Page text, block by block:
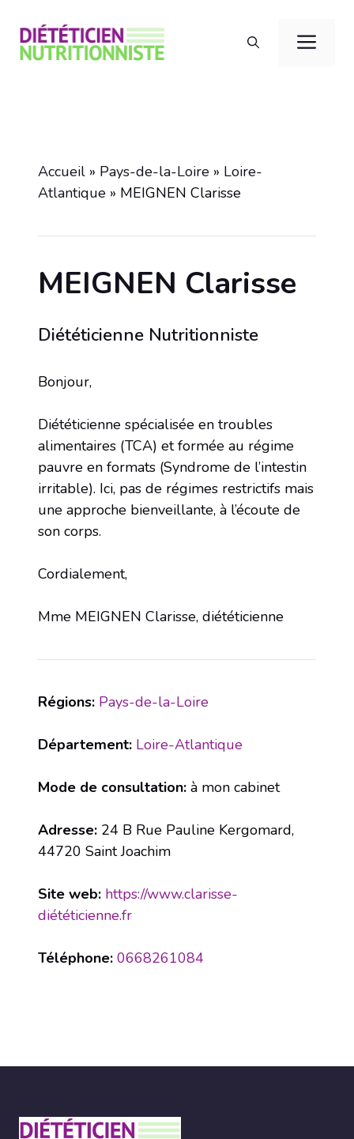
contenu
Accueil » Pays-de-la-Loire » Loire-
Atlantique » MEIGNEN Clarisse
MEIGNEN Clarisse
Diététicienne Nutritionniste
Bonjour,
Diététicienne spécialisée en troubles
alimentaires (TCA) et formée au régime
pauvre en formats (Syndrome de l’intestin
irritable). Ici, pas de régimes restrictifs mais
une approche bienveillante, à l’écoute de
son corps.
Cordialement,
Mme MEIGNEN Clarisse, diététicienne
Régions: Pays-de-la-Loire
Département: Loire-Atlantique
Mode de consultation: à mon cabinet
Adresse: 24 B Rue Pauline Kergomard,
44720 Saint Joachim
Site web: https://www.clarisse-
diététicienne.fr
Téléphone: 0668261084